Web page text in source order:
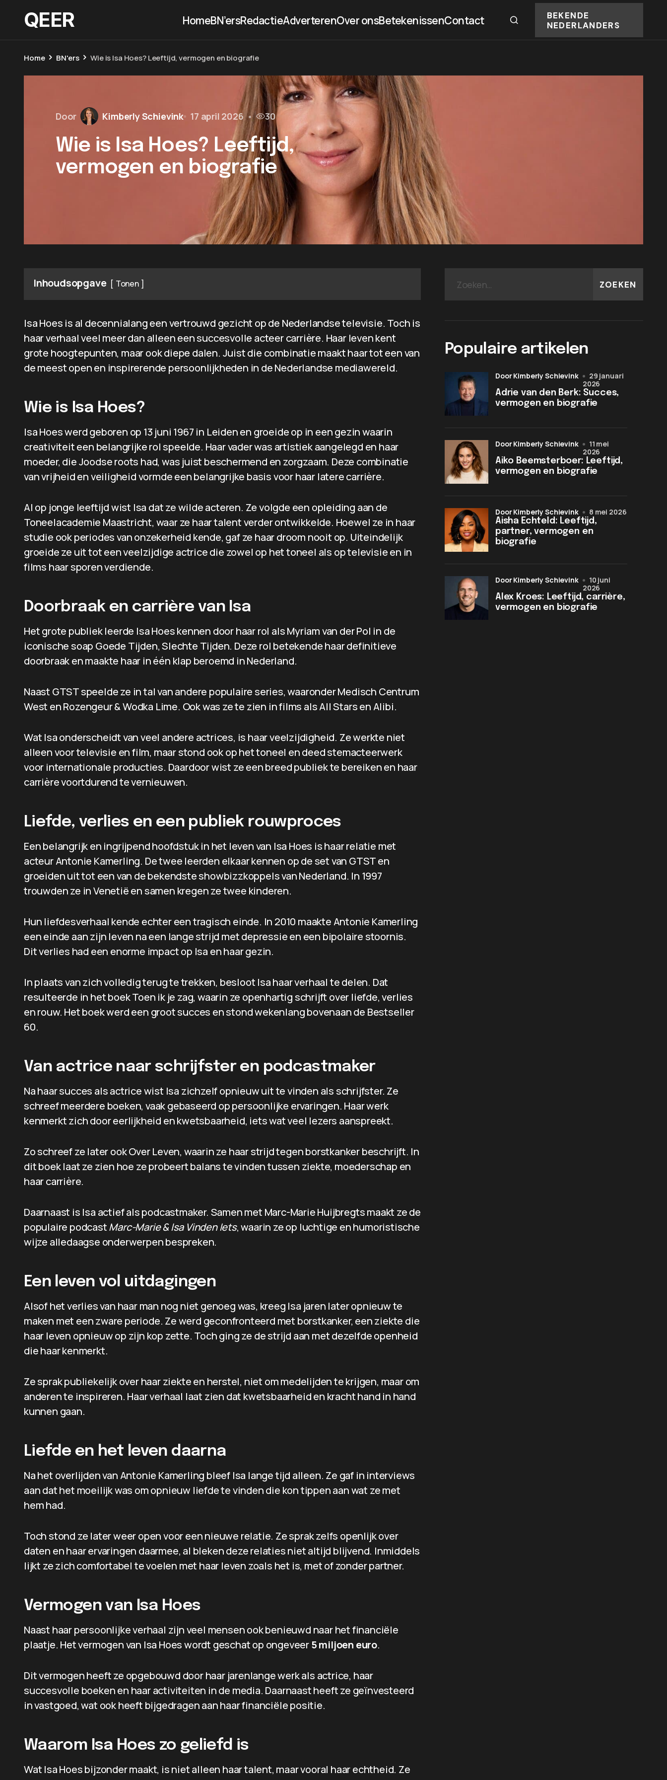
QEER HomeBN’ersRedactieAdverterenOver onsBetekenissenContact
BEKENDE
NEDERLANDERS
Home BN'ers Wie is Isa Hoes? Leeftijd, vermogen en biografie
Door Kimberly Schievink 17 april 2026 • 30
Wie is Isa Hoes? Leeftijd,
vermogen en biografie
Inhoudsopgave Tonen
Isa Hoes is al decennialang een vertrouwd gezicht op de Nederlandse televisie. Toch is
haar verhaal veel meer dan alleen een succesvolle acteer carrière. Haar leven kent
grote hoogtepunten, maar ook diepe dalen. Juist die combinatie maakt haar tot een van
de meest open en inspirerende persoonlijkheden in de Nederlandse mediawereld.
Wie is Isa Hoes?
Isa Hoes werd geboren op 13 juni 1967 in Leiden en groeide op in een gezin waarin
creativiteit een belangrijke rol speelde. Haar vader was artistiek aangelegd en haar
moeder, die Joodse roots had, was juist beschermend en zorgzaam. Deze combinatie
van vrijheid en veiligheid vormde een belangrijke basis voor haar latere carrière.
Al op jonge leeftijd wist Isa dat ze wilde acteren. Ze volgde een opleiding aan de
Toneelacademie Maastricht, waar ze haar talent verder ontwikkelde. Hoewel ze in haar
studie ook periodes van onzekerheid kende, gaf ze haar droom nooit op. Uiteindelijk
groeide ze uit tot een veelzijdige actrice die zowel op het toneel als op televisie en in
films haar sporen verdiende.
Doorbraak en carrière van Isa
Het grote publiek leerde Isa Hoes kennen door haar rol als Myriam van der Pol in de
iconische soap Goede Tijden, Slechte Tijden. Deze rol betekende haar definitieve
doorbraak en maakte haar in één klap beroemd in Nederland.
Naast GTST speelde ze in tal van andere populaire series, waaronder Medisch Centrum
West en Rozengeur & Wodka Lime. Ook was ze te zien in films als All Stars en Alibi.
Wat Isa onderscheidt van veel andere actrices, is haar veelzijdigheid. Ze werkte niet
alleen voor televisie en film, maar stond ook op het toneel en deed stemacteerwerk
voor internationale producties. Daardoor wist ze een breed publiek te bereiken en haar
carrière voortdurend te vernieuwen.
Liefde, verlies en een publiek rouwproces
Een belangrijk en ingrijpend hoofdstuk in het leven van Isa Hoes is haar relatie met
acteur Antonie Kamerling. De twee leerden elkaar kennen op de set van GTST en
groeiden uit tot een van de bekendste showbizzkoppels van Nederland. In 1997
trouwden ze in Venetië en samen kregen ze twee kinderen.
Hun liefdesverhaal kende echter een tragisch einde. In 2010 maakte Antonie Kamerling
een einde aan zijn leven na een lange strijd met depressie en een bipolaire stoornis.
Dit verlies had een enorme impact op Isa en haar gezin.
In plaats van zich volledig terug te trekken, besloot Isa haar verhaal te delen. Dat
resulteerde in het boek Toen ik je zag, waarin ze openhartig schrijft over liefde, verlies
en rouw. Het boek werd een groot succes en stond wekenlang bovenaan de Bestseller
60.
Van actrice naar schrijfster en podcastmaker
Na haar succes als actrice wist Isa zichzelf opnieuw uit te vinden als schrijfster. Ze
schreef meerdere boeken, vaak gebaseerd op persoonlijke ervaringen. Haar werk
kenmerkt zich door eerlijkheid en kwetsbaarheid, iets wat veel lezers aanspreekt.
Zo schreef ze later ook Over Leven, waarin ze haar strijd tegen borstkanker beschrijft. In
dit boek laat ze zien hoe ze probeert balans te vinden tussen ziekte, moederschap en
haar carrière.
Daarnaast is Isa actief als podcastmaker. Samen met Marc-Marie Huijbregts maakt ze de
populaire podcastMarc-Marie & Isa Vinden Iets, waarin ze op luchtige en humoristische
wijze alledaagse onderwerpen bespreken.
Een leven vol uitdagingen
Alsof het verlies van haar man nog niet genoeg was, kreeg Isa jaren later opnieuw te
maken met een zware periode. Ze werd geconfronteerd met borstkanker, een ziekte die
haar leven opnieuw op zijn kop zette. Toch ging ze de strijd aan met dezelfde openheid
die haar kenmerkt.
Ze sprak publiekelijk over haar ziekte en herstel, niet om medelijden te krijgen, maar om
anderen te inspireren. Haar verhaal laat zien dat kwetsbaarheid en kracht hand in hand
kunnen gaan.
Liefde en het leven daarna
Na het overlijden van Antonie Kamerling bleef Isa lange tijd alleen. Ze gaf in interviews
aan dat het moeilijk was om opnieuw liefde te vinden die kon tippen aan wat ze met
hem had.
Toch stond ze later weer open voor een nieuwe relatie. Ze sprak zelfs openlijk over
daten en haar ervaringen daarmee, al bleken deze relaties niet altijd blijvend. Inmiddels
lijkt ze zich comfortabel te voelen met haar leven zoals het is, met of zonder partner.
Vermogen van Isa Hoes
Naast haar persoonlijke verhaal zijn veel mensen ook benieuwd naar het financiële
plaatje. Het vermogen van Isa Hoes wordt geschat op ongeveer5 miljoen euro.
Dit vermogen heeft ze opgebouwd door haar jarenlange werk als actrice, haar
succesvolle boeken en haar activiteiten in de media. Daarnaast heeft ze geïnvesteerd
in vastgoed, wat ook heeft bijgedragen aan haar financiële positie.
Waarom Isa Hoes zo geliefd is
Wat Isa Hoes bijzonder maakt, is niet alleen haar talent, maar vooral haar echtheid. Ze
ZOEKEN
Populaire artikelen
Adrie van den Berk: Succes,
vermogen en biografie
door Kimberly Schievink
29 januari
2026
Aiko Beemsterboer: Leeftijd,
vermogen en biografie
door Kimberly Schievink
11 mei
2026
Aisha Echteld: Leeftijd,
partner, vermogen en
biografie
door Kimberly Schievink 8 mei 2026
Alex Kroes: Leeftijd, carrière,
vermogen en biografie
door Kimberly Schievink
10 juni
2026